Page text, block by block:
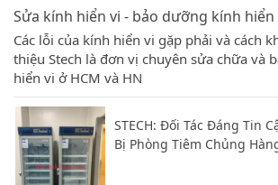
Sửa kính hiển vi - bảo dưỡng kính hiển
Các lỗi của kính hiển vi gặp phải và cách
thiệu Stech là đơn vị chuyên sửa chữa và
hiển vi ở HCM và HN
STECH: Đối Tác Đáng Tin
Bị Phòng Tiêm Chủng